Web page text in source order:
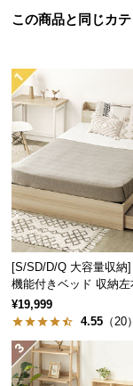
型
品
の
送
に
つ
い
て
小
型
品
配
送
この商品と同じカ
[S/SD/D/Q 大容量収納]
機能付きベッド 収納左
可能
¥19,999
4.55 （20）